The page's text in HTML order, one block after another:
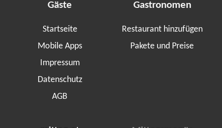
Gäste
Startseite
Mobile Apps
Impressum
Datenschutz
AGB
Gastronomen
Restaurant hinzufügen
Pakete und Preise